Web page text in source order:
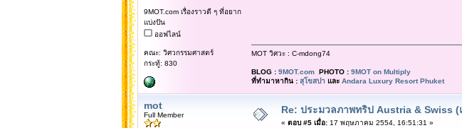
9MOT.com เรื่องราวดี ๆ ที่อยาก
แบ่งปัน
ออฟไลน์
คณะ: วิศวกรรมศาสตร์
กระทู้: 830
MOT วิศวะ : C-mdong74
BLOG : 9MOT.comPHOTO : 9MOT on Multiply
ที่ทำมาหากิน : สุโขสปา และ Andara Luxury Resort Phuket
mot
Full Member Re: ประมวลภาพทริป Austria & Swiss
« ตอบ #5 เมื่อ:17 พฤษภาคม 2554, 16:51:31 »